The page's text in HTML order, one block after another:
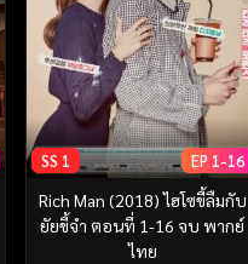
SS 1 EP 1-16
Rich Man (2018) ไฮโซขี้ลืมกับ
ยัยขี้จำ ตอนที่ 1-16 จบ พากย์
ไทย